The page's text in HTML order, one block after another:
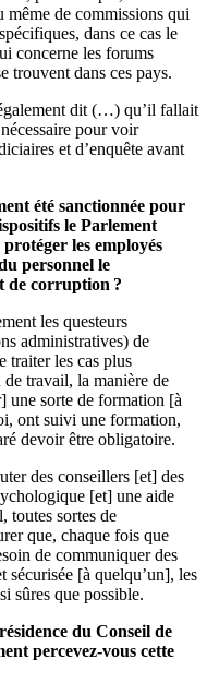
même de commissions qui
dans ce cas le
concerne les forums
trouvent dans ces pays.
dit (…) qu’il fallait
pour voir
et d’enquête avant
été sanctionnée pour
le Parlement
les employés
personnel le
de corruption ?
les questeurs
administratives) de
traiter les cas plus
de travail, la manière de
une sorte de formation [à
ont suivi une formation,
devoir être obligatoire.
des conseillers [et] des
[et] une aide
toutes sortes de
que, chaque fois que
de communiquer des
[à quelqu’un], les
sûres que possible.
du Conseil de
percevez-vous cette